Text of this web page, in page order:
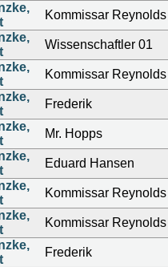
Kommissar Reynolds
Wissenschaftler 01
Kommissar Reynolds
Frederik
Mr. Hopps
Eduard Hansen
Kommissar Reynolds
Kommissar Reynolds
Frederik